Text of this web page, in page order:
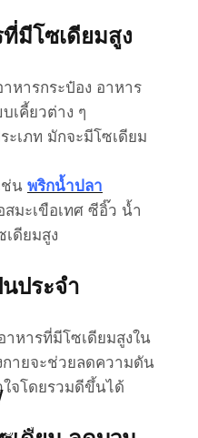
มีโซเดียมสูง
หารกระป๋อง อาหาร
เคี้ยวต่าง ๆ
เภท มักจะมีโซเดียม
ช่น พริกน้ำปลา
สมะเขือเทศ ซีอิ๊ว น้ำ
ดียมสูง
ประจำ
หารที่มีโซเดียมสูงใน
ายจะช่วยลดความดัน
จโดยรวมดีขึ้นได้
View